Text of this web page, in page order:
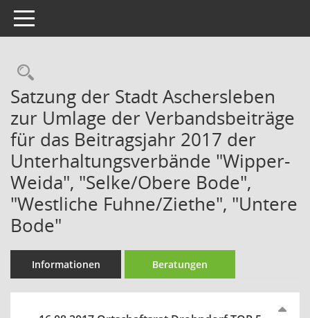
Toggle navigation
Rechercheauswahl
Satzung der Stadt Aschersleben
zur Umlage der Verbandsbeiträge
für das Beitragsjahr 2017 der
Unterhaltungsverbände "Wipper-
Weida", "Selke/Obere Bode",
"Westliche Fuhne/Ziethe", "Untere
Bode"
Informationen Beratungen